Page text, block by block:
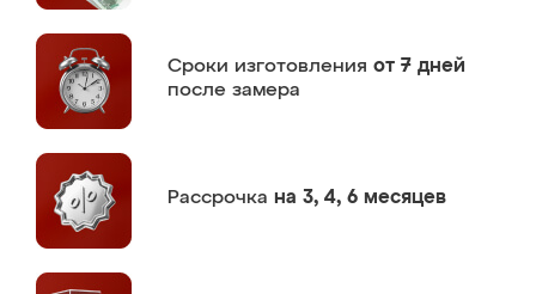
Сроки изготовления от 7 дней
после замера
Рассрочка на 3, 4, 6 месяцев